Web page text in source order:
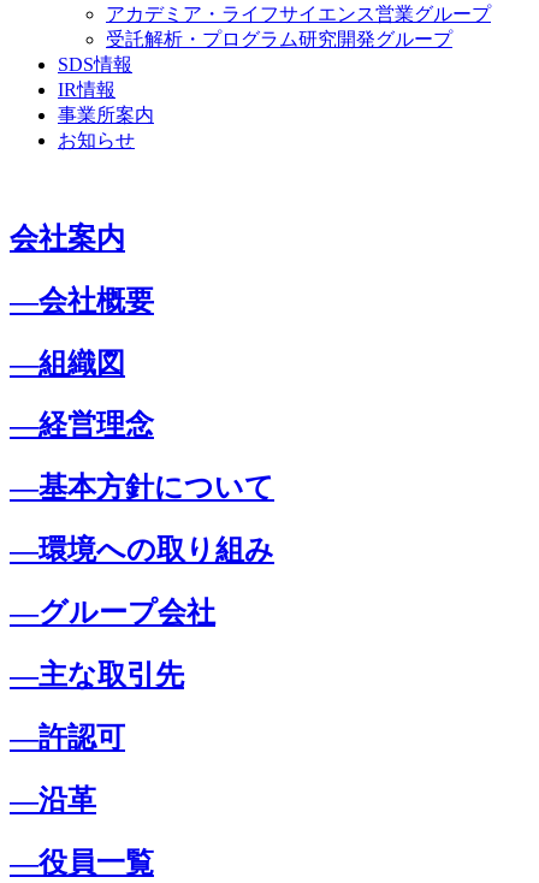
アカデミア・ライフサイエンス営業グループ
受託解析・プログラム研究開発グループ
SDS情報
IR情報
事業所案内
お知らせ
会社案内
―会社概要
―組織図
―経営理念
―基本方針について
―環境への取り組み
―グループ会社
―主な取引先
―許認可
―沿革
―役員一覧